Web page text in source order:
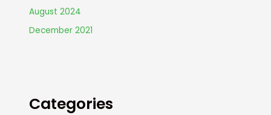
August 2024
December 2021
Categories